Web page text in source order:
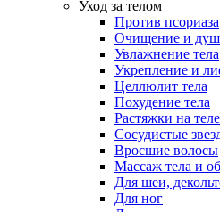
Уход за телом
Против псориаза
Очищение и душ
Увлажнение тела
Укрепление и
Целлюлит тела
Похудение тела
Растяжки на теле
Сосудистые
Вросшие волосы
Массаж тела и
Для шеи,
Для ног